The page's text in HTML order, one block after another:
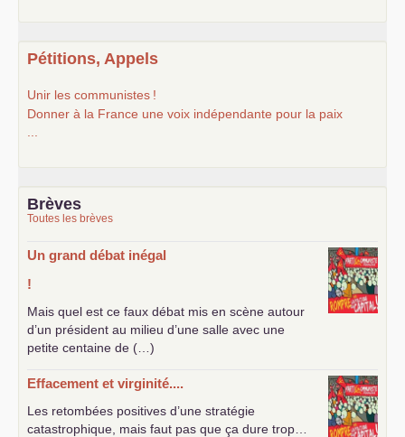
Pétitions, Appels
Unir les communistes !
Donner à la France une voix indépendante pour la paix
Brèves
Toutes les brèves
Un grand débat inégal
!
Mais quel est ce faux débat mis en scène autour
d’un président au milieu d’une salle avec une
petite centaine de (…)
Effacement et virginité....
Les retombées positives d’une stratégie
catastrophique, mais faut pas que ça dure trop…